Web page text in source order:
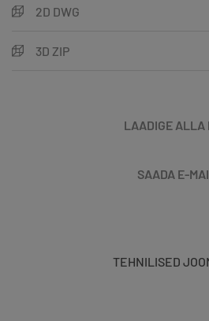
2D DWG
3D ZIP
LAADIGE ALLA
SAADA E-
TEHNILISED